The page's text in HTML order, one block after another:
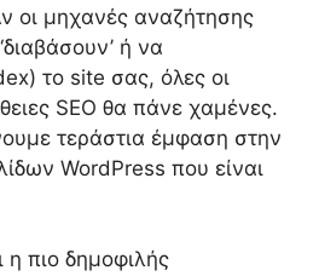
οι μηχανές αναζήτησης
ή να
το site σας, όλες οι
SEO θα πάνε χαμένες.
τεράστια έμφαση στην
WordPress που είναι
η πιο δημοφιλής